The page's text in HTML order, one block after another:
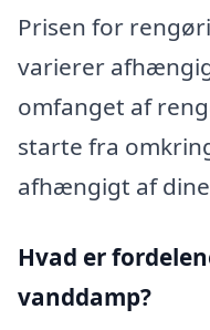
Prisen for
varierer
omfanget af
starte fra
afhængigt af
Hvad er
vanddamp?